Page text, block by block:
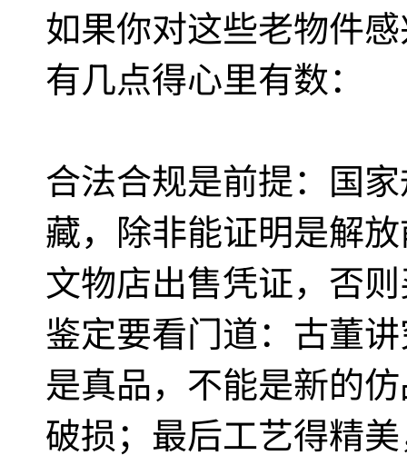
如果你对这些老物件
有几点得心里有数：
合法合规是前提‌：国
藏‌，除非能证明是解
文物店出售凭证，否
鉴定要看门道‌：古董
是真品，不能是新的
破损；最后工艺得精